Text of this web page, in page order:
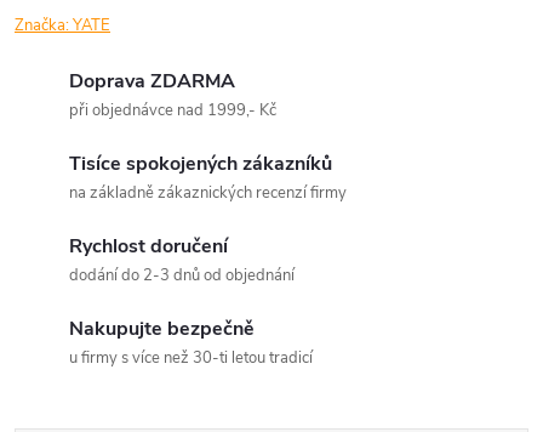
Značka:YATE
Doprava ZDARMA
při objednávce nad 1999,- Kč
Tisíce spokojených zákazníků
na základně zákaznických recenzí firmy
Rychlost doručení
dodání do 2-3 dnů od objednání
Nakupujte bezpečně
u firmy s více než 30-ti letou tradicí